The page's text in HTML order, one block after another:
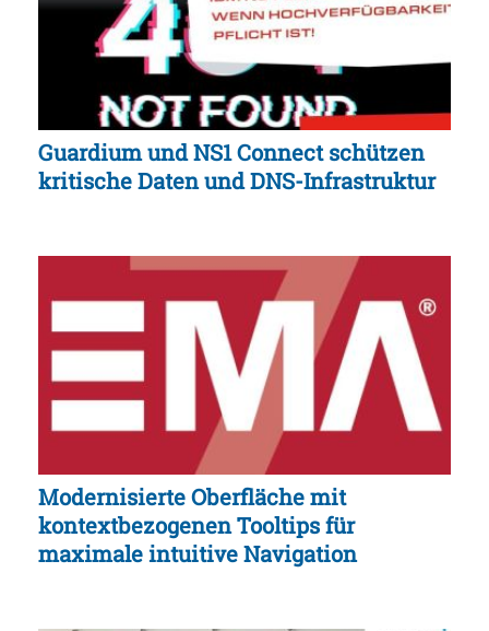
Guardium und NS1 Connect schützen
kritische Daten und DNS-Infrastruktur
Modernisierte Oberfläche mit
kontextbezogenen Tooltips für
maximale intuitive Navigation